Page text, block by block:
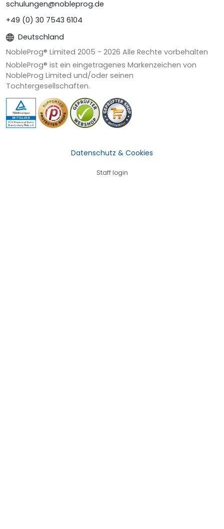
schulungen@nobleprog.de
+49 (0) 30 7543 6104
Deutschland
NobleProg® Limited 2005 - 2026 Alle Rechte vorbehalten
NobleProg® ist ein eingetragenes Markenzeichen von
NobleProg Limited und/oder seinen
Tochtergesellschaften.
Datenschutz & Cookies
Staff login